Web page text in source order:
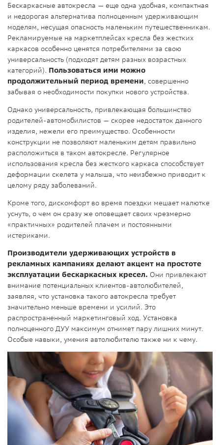
Бескаркасные автокресла — еще одна удобная, компактная
и недорогая альтернатива полноценным удерживающим
моделям, несущая опасность маленьким путешественникам.
Рекламируемые на маркетплейсах кресла без жестких
каркасов особенно ценятся потребителями за свою
универсальность (подходят детям разных возрастных
категорий). Пользоваться ими можно
продолжительный период времени, совершенно
забывая о необходимости покупки нового устройства.
Однако универсальность, привлекающая большинство
родителей-автомобилистов — скорее недостаток данного
изделия, нежели его преимущество. Особенности
конструкции не позволяют маленьким детям правильно
расположиться в таком автокресле. Регулярное
использования кресла без жесткого каркаса способствует
деформации скелета у малыша, что неизбежно приводит к
целому ряду заболеваний.
Кроме того, дискомфорт во время поездки мешает малютке
уснуть, о чем он сразу же оповещает своих чрезмерно
«практичных» родителей плачем и постоянными
истериками.
Производители удерживающих устройств в
рекламных кампаниях делают акцент на простоте
эксплуатации бескаркасных кресел. Они привлекают
внимание потенциальных клиентов-автолюбителей,
заявляя, что установка такого автокресла требует
значительно меньше времени и усилий. Это
распространенный маркетинговый ход. Установка
полноценного ДУУ максимум отнимет пару лишних минут.
Особые навыки, умения автолюбителю также ни к чему.